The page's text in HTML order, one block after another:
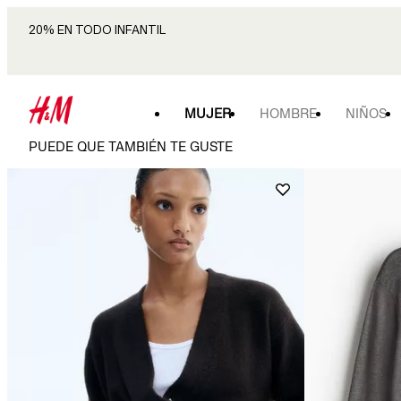
20% EN TODO INFANTIL
MUJER HOMBRE NIÑOS
PUEDE QUE TAMBIÉN TE GUSTE